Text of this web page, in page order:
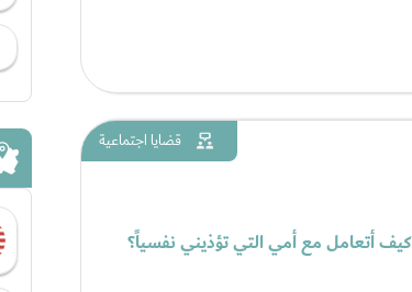
قضايا اجتماعية
كيف أتعامل مع أمي التي تؤذيني نفسياً؟